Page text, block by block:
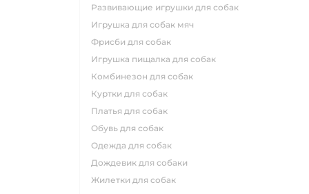
развивающие игрушки для собак
игрушка для собак мяч
фрисби для собак
игрушка пищалка для собак
комбинезон для собак
куртки для собак
платья для собак
обувь для собак
одежда для собак
дождевик для собаки
жилетки для собак